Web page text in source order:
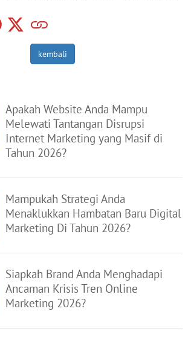
kembali
Apakah Website Anda Mampu
Melewati Tantangan Disrupsi
Internet Marketing yang Masif di
Tahun 2026?
Mampukah Strategi Anda
Menaklukkan Hambatan Baru Digital
Marketing Di Tahun 2026?
Siapkah Brand Anda Menghadapi
Ancaman Krisis Tren Online
Marketing 2026?